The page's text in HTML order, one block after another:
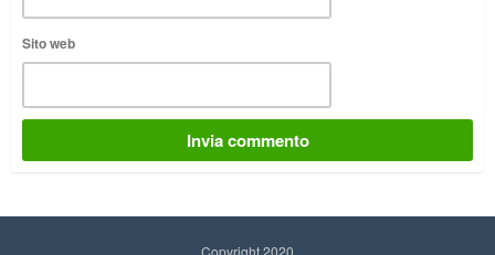
Sito web
Copyright 2020